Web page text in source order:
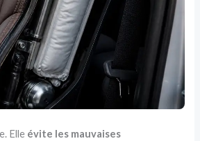
Elle évite les mauvaises